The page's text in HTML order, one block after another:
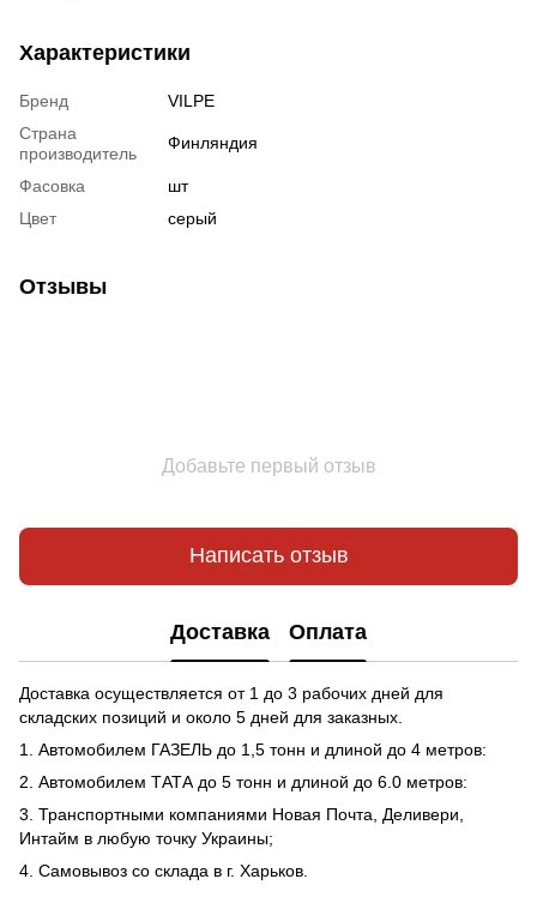
Характеристики
Бренд
VILPE
Страна
производитель
Финляндия
Фасовка
шт
Цвет
серый
Отзывы
Добавьте первый отзыв
Написать отзыв
Доставка Оплата
Доставка осуществляется от 1 до 3 рабочих дней для
складских позиций и около 5 дней для заказных.
1. Автомобилем ГАЗЕЛЬ до 1,5 тонн и длиной до 4 метров:
2. Автомобилем ТАТА до 5 тонн и длиной до 6.0 метров:
3. Транспортными компаниями Новая Почта, Деливери,
Интайм в любую точку Украины;
4. Самовывоз со склада в г. Харьков.